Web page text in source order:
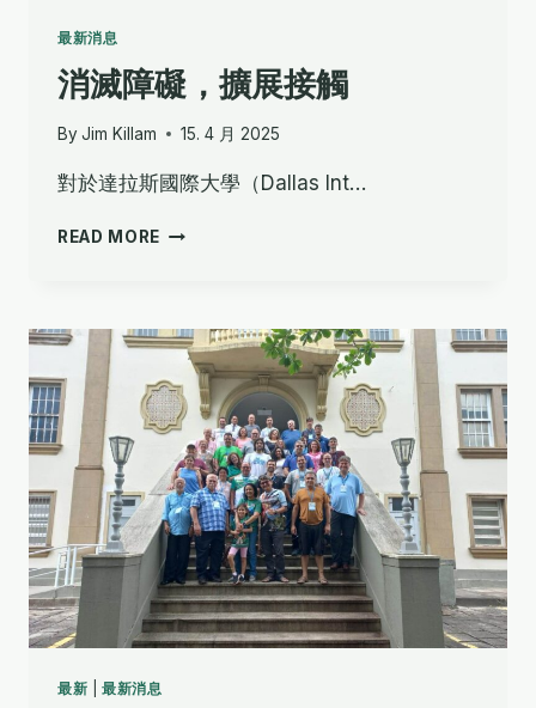
最新消息
消滅障礙，擴展接觸
By Jim Killam 15. 4 月 2025
對於達拉斯國際大學（Dallas Int…
READ MORE
擴
接
觸
最新 最新消息